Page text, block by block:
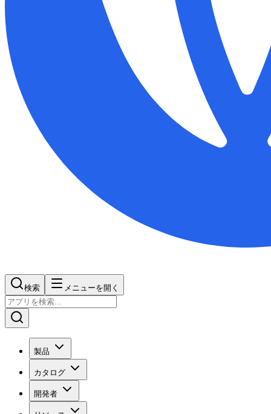
検索 メニューを開く
製品
カタログ
開発者